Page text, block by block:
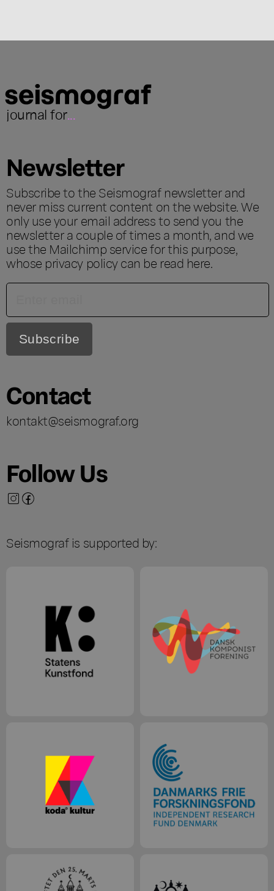
journal for...
Newsletter
Subscribe to the Seismograf newsletter and
never miss current content on the website. We
only use your email address to send you the
newsletter a couple of times a month, and we
use the Mailchimp service for this purpose,
whose privacy policy can be read here.
Contact
kontakt@seismograf.org
Follow Us
Seismograf is supported by: